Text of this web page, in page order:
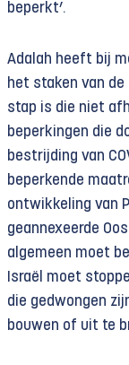
beperkt’.
Adalah heeft bij
het staken van
stap is die niet
beperkingen die
bestrijding van
beperkende
ontwikkeling van
geannexeerde
algemeen moet
Israël moet
die gedwongen
bouwen of uit te